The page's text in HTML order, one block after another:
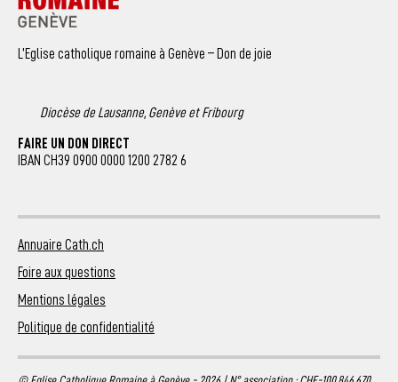
L’Eglise catholique romaine à Genève – Don de joie
Diocèse de Lausanne, Genève et Fribourg
FAIRE UN DON DIRECT
IBAN CH39 0900 0000 1200 2782 6
Annuaire Cath.ch
Foire aux questions
Mentions légales
Politique de confidentialité